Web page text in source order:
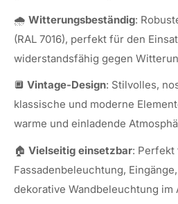
🌧️ Witterungsbeständig:
(RAL 7016), perfekt für den
widerstandsfähig gegen
🔲 Vintage-Design: Stilvolles,
klassische und moderne
warme und einladende
🏠 Vielseitig einsetzbar: Perfekt
Fassadenbeleuchtung,
dekorative Wandbeleuchtung im